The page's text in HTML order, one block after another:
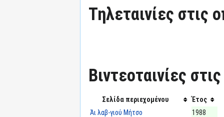
Τηλεταινίες στις
Βιντεοταινίες
Σελίδα περιεχομένου
Έτος
Άι λαβ-γιού Μήτσο
1988